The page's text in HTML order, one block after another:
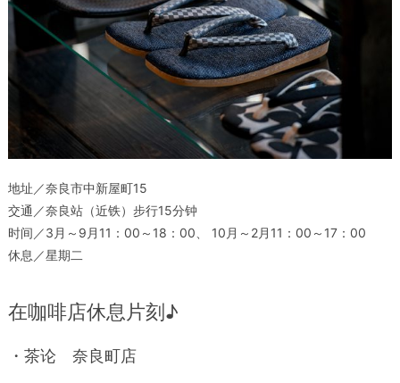
地址／奈良市中新屋町15
交通／奈良站（近铁）步行15分钟
时间／3月～9月11：00～18：00、 10月～2月11：00～17：00
休息／星期二
在咖啡店休息片刻♪
・茶论 奈良町店